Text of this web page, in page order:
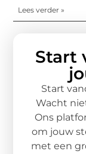
Lees verder »
Start
Start
Wacht
Ons
om jouw
met een